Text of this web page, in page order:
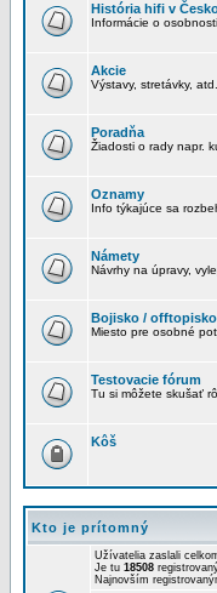
História hifi v
Informácie o
Akcie
Výstavy, stretávky, atd.
Poradňa
Žiadosti o rady napr.
Oznamy
Info týkajúce sa
Námety
Návrhy na úpravy,
Bojisko / offtopisko
Miesto pre osobné
Testovacie fórum
Tu si môžete skušať
Kôš
Kto je prítomný
Užívatelia zaslali
Je tu 18508
Najnovším